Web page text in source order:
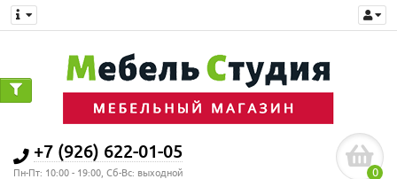
+7 (926) 622-01-05
Пн-Пт: 10:00 - 19:00, Сб-Вс: выходной 0